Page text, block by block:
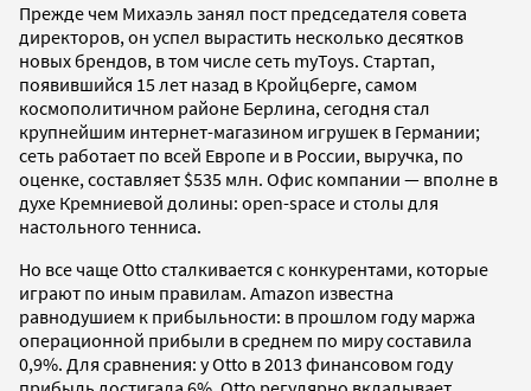
Прежде чем Михаэль занял пост председателя совета
директоров, он успел вырастить несколько десятков
новых брендов, в том числе сеть myToys. Стартап,
появившийся 15 лет назад в Кройцберге, самом
космополитичном районе Берлина, сегодня стал
крупнейшим интернет-магазином игрушек в Германии;
сеть работает по всей Европе и в России, выручка, по
оценке, составляет $535 млн. Офис компании — вполне в
духе Кремниевой долины: open-space и столы для
настольного тенниса.
Но все чаще Otto сталкивается с конкурентами, которые
играют по иным правилам. Amazon известна
равнодушием к прибыльности: в прошлом году маржа
операционной прибыли в среднем по миру составила
0,9%. Для сравнения: у Otto в 2013 финансовом году